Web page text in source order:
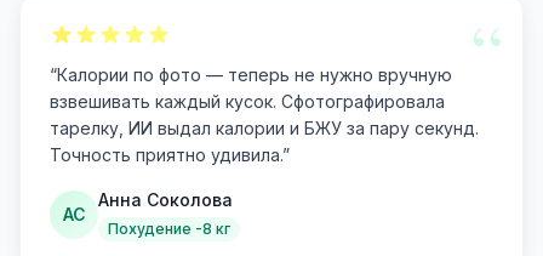
“
“Калории по фото — теперь не нужно вручную
взвешивать каждый кусок. Сфотографировала
тарелку, ИИ выдал калории и БЖУ за пару секунд.
Точность приятно удивила.”
АС
Анна Соколова
Похудение -8 кг